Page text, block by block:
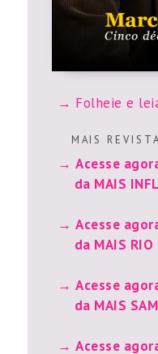
Folheie e
M A I S R E V I S T A
Acesse
da MAIS
Acesse
da MAIS RIO
Acesse
da MAIS
Acesse